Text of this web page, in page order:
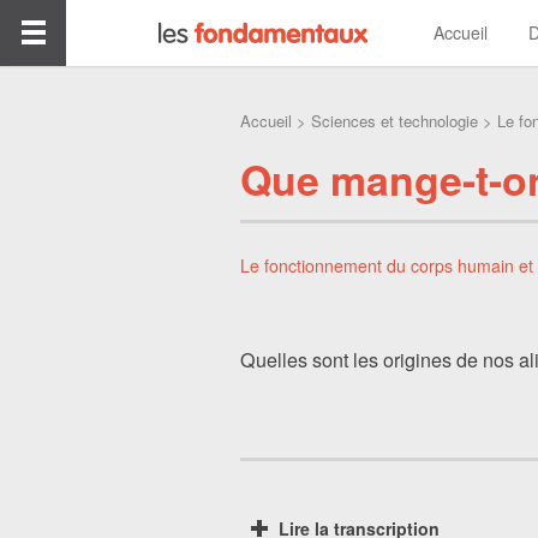
Accueil
Accueil >Sciences et technologie > Le
Que mange-t-
Le fonctionnement du corps humain
Quelles sont les origines de nos
Lire la transcription